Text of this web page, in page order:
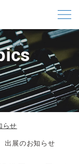
らせ
展のお知らせ